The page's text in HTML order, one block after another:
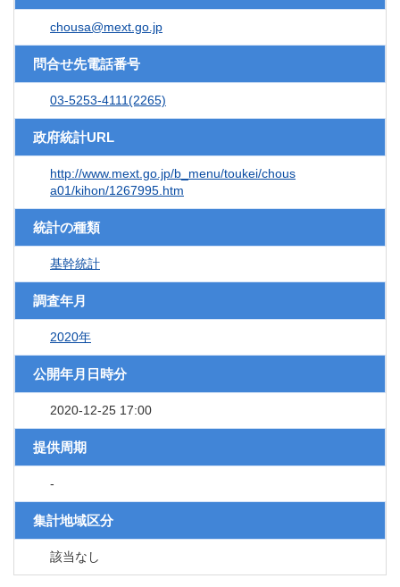
chousa@mext.go.jp
問合せ先電話番号
03-5253-4111(2265)
政府統計URL
http://www.mext.go.jp/b_menu/toukei/chous
a01/kihon/1267995.htm
統計の種類
基幹統計
調査年月
2020年
公開年月日時分
2020-12-25 17:00
提供周期
-
集計地域区分
該当なし